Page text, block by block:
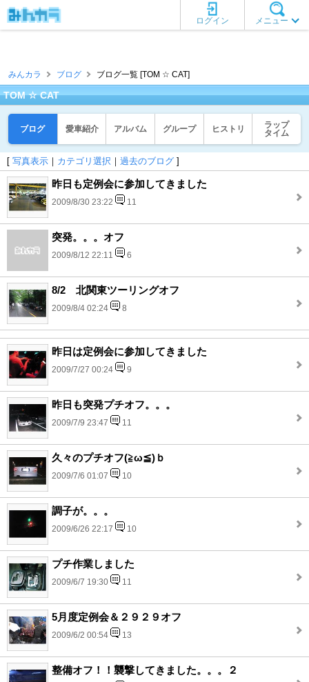
メニュー
ログイン
みんカラ ブログ ブログ一覧 [TOM ☆ CAT]
TOM ☆ CAT
ブログ 愛車紹介 アルバム グループ ヒストリ
ラップ
タイム
[ 写真表示 ｜ カテゴリ選択 ｜ 過去のブログ ]
昨日も定例会に参加してきました
2009/8/30 23:22 11
突発。。。オフ
2009/8/12 22:11 6
8/2 北関東ツーリングオフ
2009/8/4 02:24 8
昨日は定例会に参加してきました
2009/7/27 00:24 9
昨日も突発プチオフ。。。
2009/7/9 23:47 11
久々のプチオフ(≧ω≦)ｂ
2009/7/6 01:07 10
調子が。。。
2009/6/26 22:17 10
プチ作業しました
2009/6/7 19:30 11
5月度定例会＆２９２９オフ
2009/6/2 00:54 13
整備オフ！！襲撃してきました。。。２